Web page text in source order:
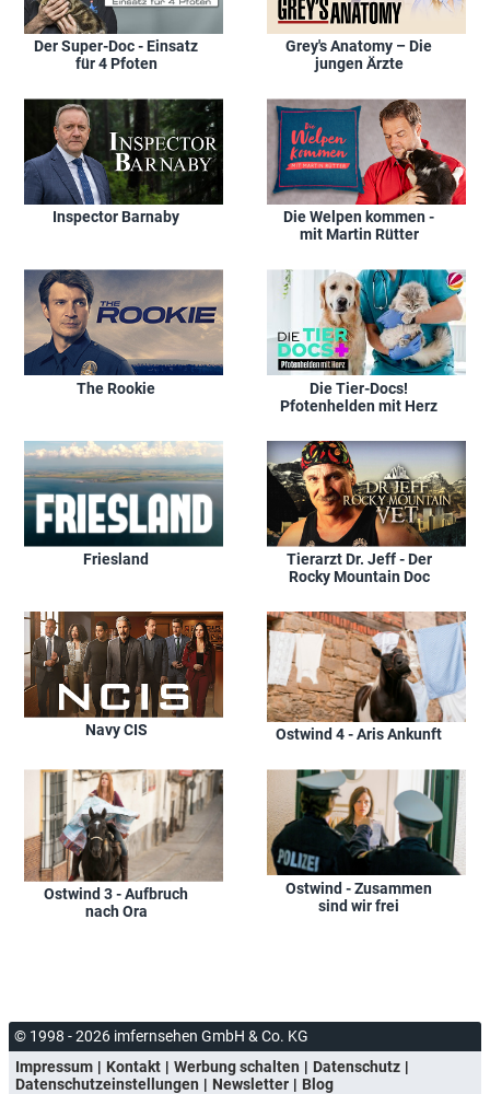
Der Super-Doc - Einsatz
für 4 Pfoten
Grey's Anatomy – Die
jungen Ärzte
Inspector Barnaby
Die Welpen kommen -
mit Martin Rütter
The Rookie
Die Tier-Docs!
Pfotenhelden mit Herz
Friesland
Tierarzt Dr. Jeff - Der
Rocky Mountain Doc
Navy CIS Ostwind 4 - Aris Ankunft
Ostwind 3 - Aufbruch
nach Ora
Ostwind - Zusammen
sind wir frei
© 1998 - 2026 imfernsehen GmbH & Co. KG
Impressum
Kontakt Werbung schalten
Datenschutz
Datenschutzeinstellungen
Newsletter
Blog